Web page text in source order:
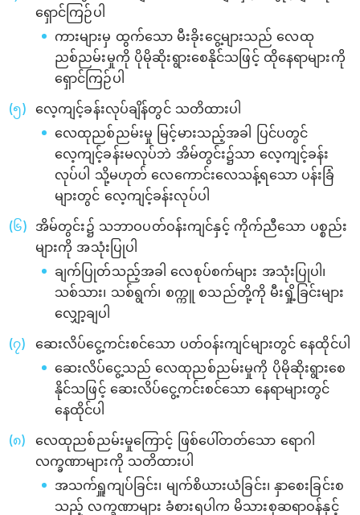
ရှောင်ကြဉ်ပါ
ကားများမှ ထွက်သော မီးခိုးငွေ့များသည် လေထု
ညစ်ညမ်းမှုကို ပိုမိုဆိုးရွားစေနိုင်သဖြင့် ထိုနေရာများကို
ရှောင်ကြဉ်ပါ
လေ့ကျင့်ခန်းလုပ်ချိန်တွင် သတိထားပါ
လေထုညစ်ညမ်းမှု မြင့်မားသည့်အခါ ပြင်ပတွင်
လေ့ကျင့်ခန်းမလုပ်ဘဲ အိမ်တွင်း၌သာ လေ့ကျင့်ခန်း
လုပ်ပါ သို့မဟုတ် လေကောင်းလေသန့်ရသော ပန်းခြံ
များတွင် လေ့ကျင့်ခန်းလုပ်ပါ
အိမ်တွင်း၌ သဘာဝပတ်ဝန်းကျင်နှင့် ကိုက်ညီသော ပစ္စည်း
များကို အသုံးပြုပါ
ချက်ပြုတ်သည့်အခါ လေစုပ်စက်များ အသုံးပြုပါ၊
သစ်သား၊ သစ်ရွက်၊ စက္ကူ စသည်တို့ကို မီးရှို့ခြင်းများ
လျှော့ချပါ
ဆေးလိပ်ငွေ့ကင်းစင်သော ပတ်ဝန်းကျင်များတွင် နေထိုင်ပါ
ဆေးလိပ်ငွေ့သည် လေထုညစ်ညမ်းမှုကို ပိုမိုဆိုးရွားစေ
နိုင်သဖြင့် ဆေးလိပ်ငွေ့ကင်းစင်သော နေရာများတွင်
နေထိုင်ပါ
လေထုညစ်ညမ်းမှုကြောင့် ဖြစ်ပေါ်တတ်သော ရောဂါ
လက္ခဏာများကို သတိထားပါ
အသက်ရှူကျပ်ခြင်း၊ မျက်စိယားယံခြင်း၊ နှာစေးခြင်းစ
သည့် လက္ခဏာများ ခံစားရပါက မိသားစုဆရာဝန်နှင့်